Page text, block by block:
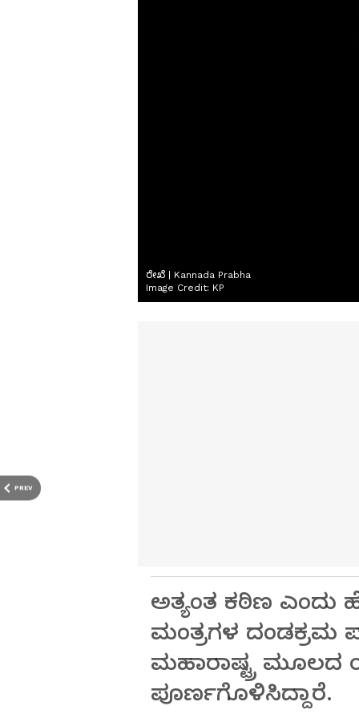
PREV
ರೇಖೆ | Kannada Prabha
Image Credit: KP
ಅತ್ಯಂತ ಕಠಿಣ ಎಂದು
ಮಂತ್ರಗಳ ದಂಡಕ್ರಮ
ಮಹಾರಾಷ್ಟ್ರ ಮೂಲದ
ಪೂರ್ಣಗೊಳಿಸಿದ್ದಾರೆ.